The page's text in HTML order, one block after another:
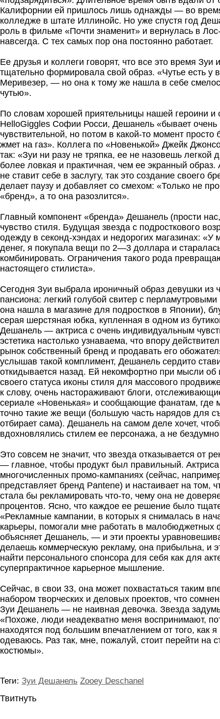
Калифорнии ей пришлось лишь однажды — во
колледже в штате Иллинойс. Но уже спустя год
роль в фильме «Почти знаменит» и вернулась в
навсегда. С тех самых пор она постоянно работает.
Ее друзья и коллеги говорят, что все это время Зуи
тщательно формировала свой образ. «Чутье есть у
Меривезер, — но она к тому же нашла в себе
чутью».
По словам хорошей приятельницы нашей героини и
HelloGiggles Софии Росси, Дешанель «бывает очень
чувствительной, но потом в какой-то момент просто
жмет на газ». Коллега по «Новенькой» Джейк
так: «Зуи ни разу не тряпка, ее не назовешь легкой
более ловкая и практичная, чем ее экранный образ.
не ставит себе в заслугу, так это создание своего
делает паузу и добавляет со смехом: «Только не
«бренд», а то она разозлится».
Главный компонент «бренда» Дешанель (прости
чувство стиля. Будущая звезда с подросткового
одежду в секонд-хэндах и недорогих магазинах: «У
денег, я покупала вещи по 2—3 доллара и
комбинировать. Ограничения такого рода
настоящего стилиста».
Сегодня Зуи выбрала ироничный образ девушки из
пансиона: легкий голубой свитер с перламутровыми
она нашла в магазине для подростков в Японии),
серая шерстяная юбка, купленная в одном из
Дешанель — актриса с очень индивидуальным
эстетика настолько узнаваема, что впору
рынок собственный бренд и продавать его
услышав такой комплимент, Дешанель сердито
откидывается назад. Ей некомфортно при мысли об
своего статуса иконы стиля для массового
к слову, очень настораживают блоги,
сериале «Новенькая» и сообщающие фанатам, где
точно такие же вещи (большую часть нарядов для
отбирает сама). Дешанель на самом деле хочет,
вдохновлялись стилем ее персонажа, а не
Это совсем не значит, что звезда отказывается от
— главное, чтобы продукт был правильный. Актриса
многочисленных промо-кампаниях (сейчас,
представляет бренд Pantene) и настаивает на том,
стала бы рекламировать что-то, чему она не
процентов. Ясно, что каждое ее решение было
«Рекламные кампании, в которых я снималась в
карьеры, помогали мне работать в
объясняет Дешанель, — и эти проекты
делаешь коммерческую рекламу, она прибыльна, и
найти персонального спонсора для себя как для
суперпрактичное карьерное мышление.
Сейчас, в свои 33, она может похвастаться таким
набором творческих и деловых проектов, что
Зуи Дешанель — не наивная девочка. Звезда
«Похоже, люди неадекватно меня воспринимают,
находятся под большим впечатлением от того, как
одеваюсь. Раз так, мне, пожалуй, стоит перейти на
костюмы».
Теги: Зуи Дешанель Zooey Deschanel
Твитнуть